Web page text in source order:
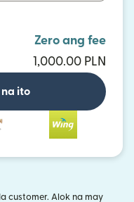
Zero ang fee
1,000.00 PLN
na ito
customer. Alok na may